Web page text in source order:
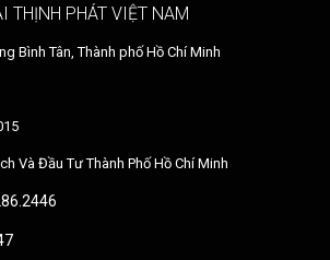
THỊNH PHÁT VIỆT NAM
Bình Tân, Thành phố Hồ Chí Minh
Và Đầu Tư Thành Phố Hồ Chí Minh